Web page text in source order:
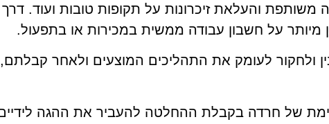
והעלאת זיכרונות על תקופות טובות ועוד.
על חשבון עבודה ממשית במכירות או בתפעול.
לעומק את התהליכים המוצעים ולאחר קבלתם,
של חרדה בקבלת ההחלטה להעביר את ההגה לידיים